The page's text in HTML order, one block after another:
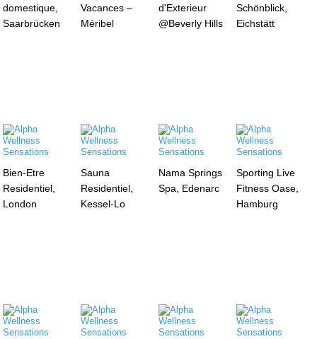
domestique,
Saarbrücken
Vacances –
Méribel
d'Exterieur
@Beverly Hills
Schönblick,
Eichstätt
Bien-Etre
Residentiel,
London
Sauna
Residentiel,
Kessel-Lo
Nama Springs
Spa, Edenarc
Sporting Live
Fitness Oase,
Hamburg